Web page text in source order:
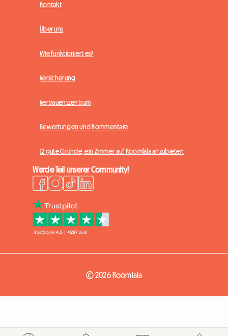
Kontakt
Über uns
Wie funktioniert es?
Versicherung
Vertrauenszentrum
Bewertungen und Kommentare
12 gute Gründe, ein Zimmer auf Roomlala anzubieten
Werde Teil unserer Community!
© 2026 Roomlala